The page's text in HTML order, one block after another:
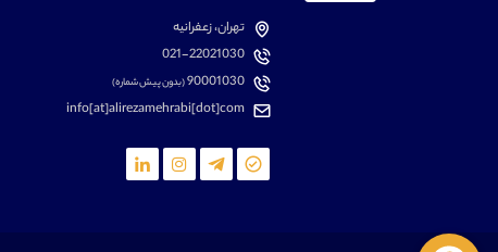
تهران، زعفرانیه
021-22021030
90001030(بدون پیش شماره)
info[at]alirezamehrabi[dot]com